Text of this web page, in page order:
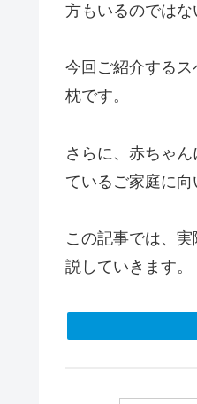
方もいるのではな
今回ご紹介する
枕です。
さらに、赤ちゃ
ているご家庭に向
この記事では、
説していきます。